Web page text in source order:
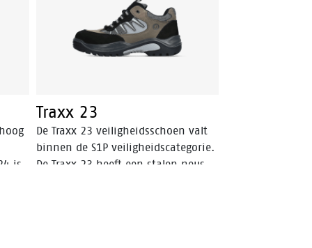
is
Traxx 23
De Traxx 23 veiligheidsschoen valt
binnen de S1P veiligheidscategorie.
De Traxx 23 heeft een stalen neus